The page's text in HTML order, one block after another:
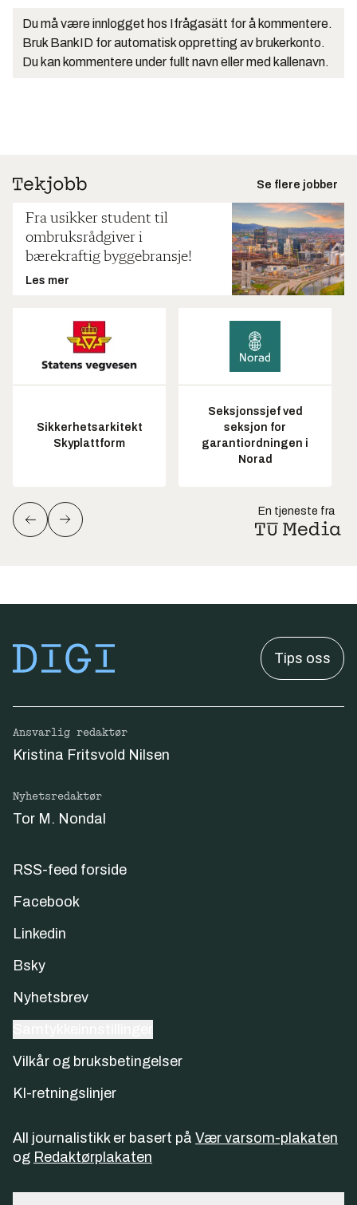
Du må være innlogget hos Ifrågasätt for å kommentere.
Bruk BankID for automatisk oppretting av brukerkonto.
Du kan kommentere under fullt navn eller med kallenavn.
Se flere jobber
Fra usikker student til
ombruksrådgiver i
bærekraftig byggebransje!
Les mer
Sikkerhetsarkitekt
Skyplattform
Seksjonssjef ved
seksjon for
garantiordningen i
Norad
En tjeneste fra
Tips oss
Ansvarlig redaktør
Kristina Fritsvold Nilsen
Nyhetsredaktør
Tor M. Nondal
RSS-feed forside
Facebook
Linkedin
Bsky
Nyhetsbrev
Vilkår og bruksbetingelser
KI-retningslinjer
All journalistikk er basert på Vær varsom-plakaten
og Redaktørplakaten